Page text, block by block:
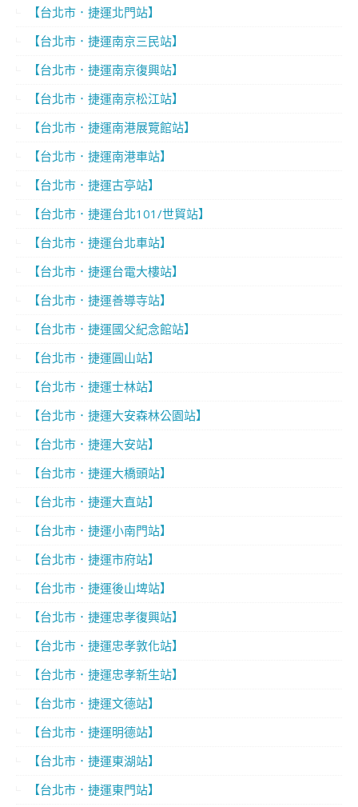
【台北市．捷運北門站】
【台北市．捷運南京三民站】
【台北市．捷運南京復興站】
【台北市．捷運南京松江站】
【台北市．捷運南港展覽館站】
【台北市．捷運南港車站】
【台北市．捷運古亭站】
【台北市．捷運台北101/世貿站】
【台北市．捷運台北車站】
【台北市．捷運台電大樓站】
【台北市．捷運善導寺站】
【台北市．捷運國父紀念館站】
【台北市．捷運圓山站】
【台北市．捷運士林站】
【台北市．捷運大安森林公園站】
【台北市．捷運大安站】
【台北市．捷運大橋頭站】
【台北市．捷運大直站】
【台北市．捷運小南門站】
【台北市．捷運市府站】
【台北市．捷運後山埤站】
【台北市．捷運忠孝復興站】
【台北市．捷運忠孝敦化站】
【台北市．捷運忠孝新生站】
【台北市．捷運文德站】
【台北市．捷運明德站】
【台北市．捷運東湖站】
【台北市．捷運東門站】